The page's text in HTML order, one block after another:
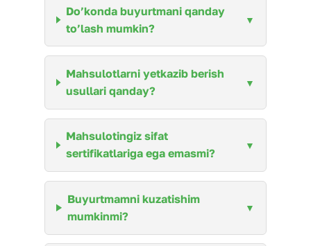
Do’konda buyurtmani qanday
to’lash mumkin?
Mahsulotlarni yetkazib berish
usullari qanday?
Mahsulotingiz sifat
sertifikatlariga ega emasmi?
Buyurtmamni kuzatishim
mumkinmi?